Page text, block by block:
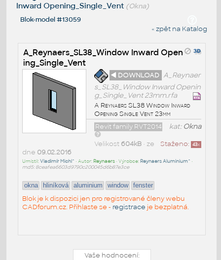
Inward Opening_Single_Vent (Okna)
Blok-model #13059
« zpět na Katalog
A_Reynaers_SL38_Window Inward Open
ing_Single_Vent
◄ DOWNLOAD A_Reynaer
s_SL38_Window Inward Openin
g_Single_Vent 23mm.rfa
A Reynaers SL38 Window Inward
Opening Single Vent 23mm
kat: Okna
Revit family RVT2014
Staženo: 43x
Velikost 604kB• ze
dne 09.02.2016
Umístil:Vladimír Michl^ • Autor: Reynaers• Výrobce: Reynaers Aluminium^ •
md5: 8ceafea6603d9790c200045d6b87e3ce
okna hliníková aluminium window fenster
Blok je k dispozici jen pro registrované členy webu
CADforum.cz. Přihlaste se - registrace je bezplatná.
Vaše hodnocení: